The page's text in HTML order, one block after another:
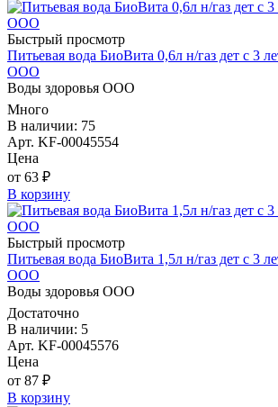
Быстрый просмотр
Питьевая вода БиоВита 0,6л н/газ дет с 3
ООО
Воды здоровья ООО
Много
В наличии: 75
Арт. KF-00045554
Цена
от 63 ₽
В корзину
Быстрый просмотр
Питьевая вода БиоВита 1,5л н/газ дет с 3
ООО
Воды здоровья ООО
Достаточно
В наличии: 5
Арт. KF-00045576
Цена
от 87 ₽
В корзину